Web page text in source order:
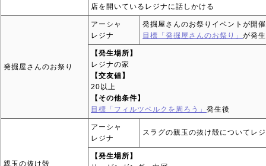
店を開いているレジナに話しかける
発掘屋さんのお祭り
アーシャ
レジナ
発掘屋さんのお祭りイベントが開催
目標「発掘屋さんのお祭り」 が発生
【発生場所】
レジナの家
【交友値】
20以上
【その他条件】
目標「フィルツベルクを周ろう」 発生後
親玉の抜け殻
アーシャ
レジナ
スラグの親玉の抜け殻についてレ
【発生場所】